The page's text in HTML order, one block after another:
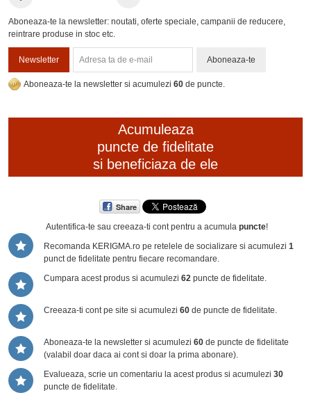
Aboneaza-te la newsletter: noutati, oferte speciale, campanii de reducere,
reintrare produse in stoc etc.
Newsletter Aboneaza-te
Aboneaza-te la newsletter si acumulezi 60 de puncte.
Acumuleaza
puncte de fidelitate
si beneficiaza de ele
Share
Autentifica-te sau creeaza-ti contpentru a acumula puncte!
Recomanda KERIGMA.ro pe retelele de socializare si acumulezi 1
punct de fidelitate pentru fiecare recomandare.
Cumpara acest produs si acumulezi 62 puncte de fidelitate.
Creeaza-ti cont pe site si acumulezi 60 de puncte de fidelitate.
Aboneaza-te la newsletter si acumulezi 60 de puncte de fidelitate
(valabil doar daca ai cont si doar la prima abonare).
Evalueaza, scrie un comentariu la acest produs si acumulezi 30
puncte de fidelitate.